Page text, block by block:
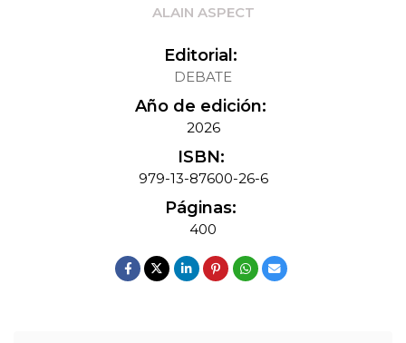
ALAIN ASPECT
Editorial:
DEBATE
Año de edición:
2026
ISBN:
979-13-87600-26-6
Páginas:
400